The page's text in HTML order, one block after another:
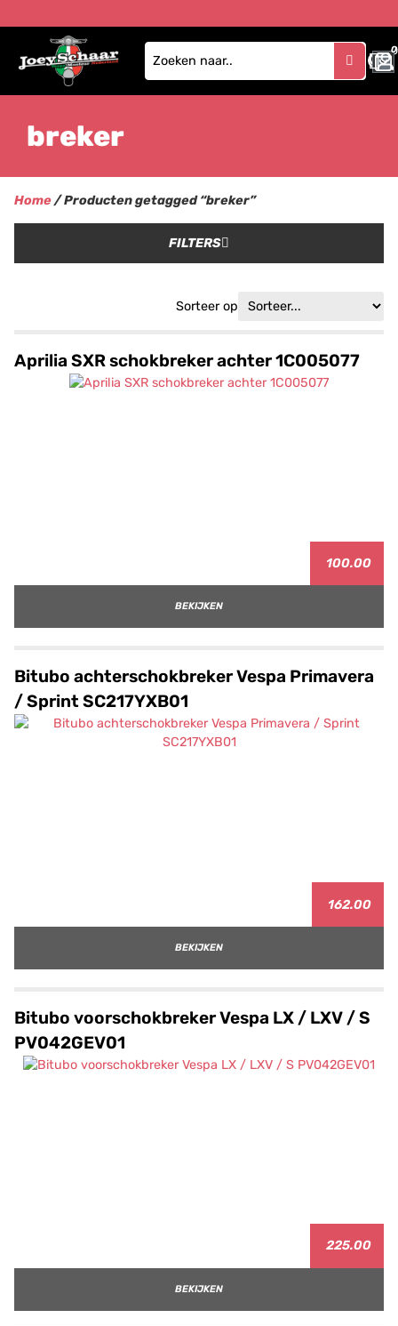
0
0
breker
Home/ Producten getagged “breker”
FILTERS
Sorteer op
Aprilia SXR schokbreker achter 1C005077
100.00
BEKIJKEN
Bitubo achterschokbreker Vespa Primavera
/ Sprint SC217YXB01
162.00
BEKIJKEN
Bitubo voorschokbreker Vespa LX / LXV / S
PV042GEV01
225.00
BEKIJKEN